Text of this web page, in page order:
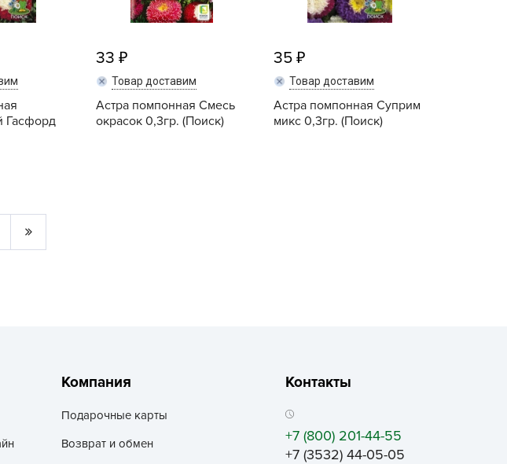
ГРИН БЭЛТ
ДАР СВЕТА
Дача Time
ДАЧА ПЛЮС
Зеленая Аптека Садовода
Зеленый ковер
Гасфорд
33
Товар доставим
Астра помпонная Смесь
окрасок 0,3гр. (Поиск)
35
Товар доставим
Астра помпонная Суприм
микс 0,3гр. (Поиск)
Компания
Подарочные карты
Возврат и обмен
Контакты
+7 (800) 201-44-55
+7 (3532) 44-05-05